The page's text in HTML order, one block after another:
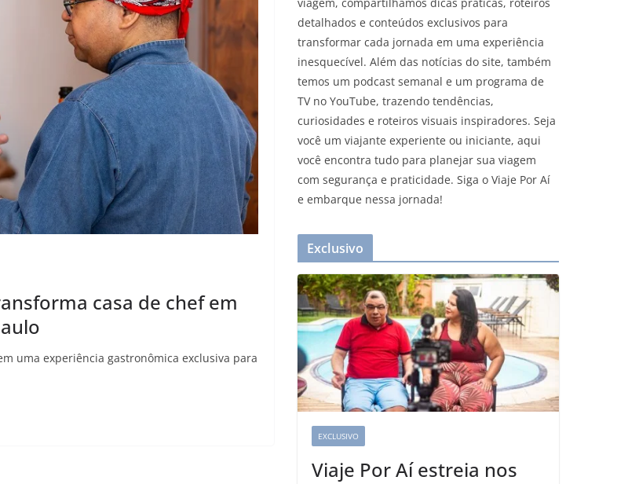
casa de chef em
uma experiência gastronômica exclusiva para
detalhados e conteúdos exclusivos para
transformar cada jornada em uma experiência
inesquecível. Além das notícias do site, também
temos um podcast semanal e um programa de
TV no YouTube, trazendo tendências,
curiosidades e roteiros visuais inspiradores. Seja
você um viajante experiente ou iniciante, aqui
você encontra tudo para planejar sua viagem
com segurança e praticidade. Siga o Viaje Por Aí
e embarque nessa jornada!
Exclusivo
EXCLUSIVO
Viaje Por Aí estreia nos